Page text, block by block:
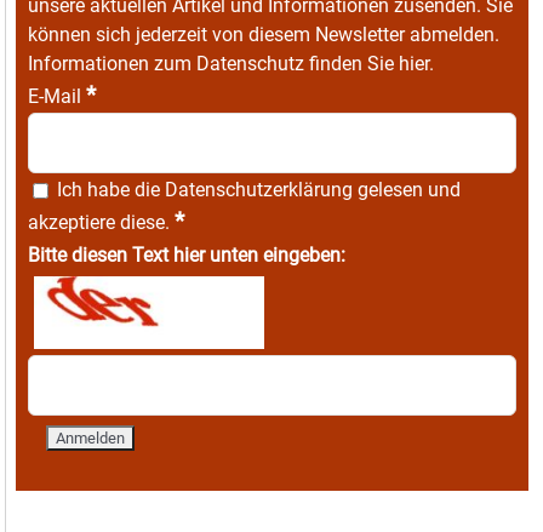
unsere aktuellen Artikel und Informationen zusenden. Sie
können sich jederzeit von diesem Newsletter abmelden.
Informationen zum Datenschutz finden Sie hier.
E-Mail *
Ich habe die Datenschutzerklärung gelesen und
akzeptiere diese. *
Bitte diesen Text hier unten eingeben: